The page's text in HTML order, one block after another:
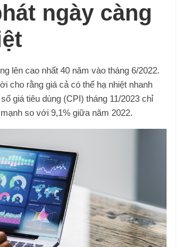
ngày càng
lên cao nhất 40 năm vào tháng 6/2022.
cho rằng giá cả có thể hạ nhiệt nhanh
giá tiêu dùng (CPI) tháng 11/2023 chỉ
so với 9,1% giữa năm 2022.